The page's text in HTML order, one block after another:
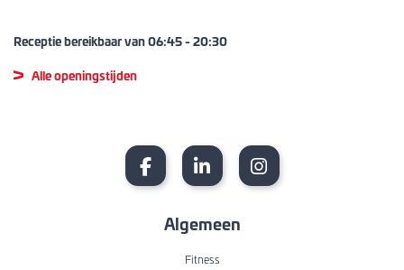
Receptie bereikbaar van06:45-20:30
Alle openingstijden
Algemeen
Fitness